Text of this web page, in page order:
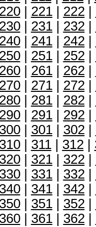
220| 221| 222|
230| 231| 232|
240| 241| 242|
250| 251| 252|
260| 261| 262|
270| 271| 272|
280| 281| 282|
290| 291| 292|
300| 301| 302|
310| 311| 312|
320| 321| 322|
330| 331| 332|
340| 341| 342|
350| 351| 352|
360| 361| 362|